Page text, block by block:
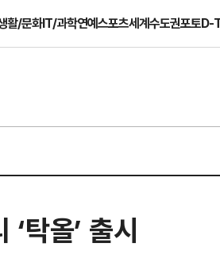
활/문화IT/과학연예스포츠세계수도권포토D-
탁올’ 출시